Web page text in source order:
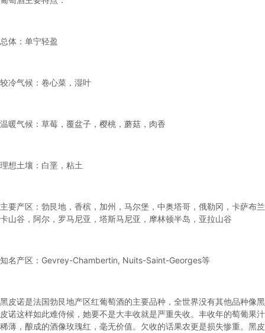
总体：单宁轻盈
较冷气候：卷心菜，湿叶
温暖气候：草莓，覆盆子，樱桃，蘑菇，肉香
理想土壤：白垩，粘土
主要产区：勃艮地，香槟，加州，马尔堡，中奥塔哥，俄勒冈，卡萨布兰
卡山谷，阿尔，罗马尼亚，塔斯马尼亚，摩林顿半岛，亚拉山谷
知名产区：Gevrey-Chambertin, Nuits-Saint-Georges等
黑皮诺是法国勃艮地产区红葡萄酒的主要品种，全世界没有其他品种像黑
皮诺这样如此难侍候，她要不是大丰收就是严重失收。丰收年的萄葡果汁
稀薄，酿成的酒像玫瑰红，毫无价值。欠收的话果农更是损失惨重。黑皮